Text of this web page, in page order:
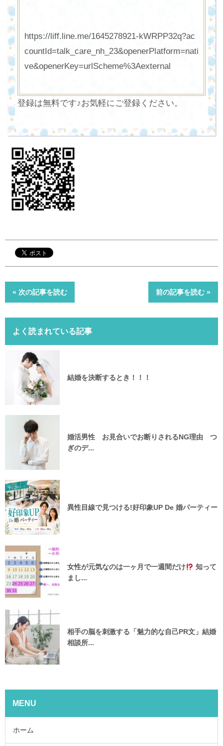
https://liff.line.me/1645278921-kWRPP32q?ac
countId=talk_care_nh_23&openerPlatform=nati
ve&openerKey=urlScheme%3Aexternal
登録は無料です♪お気軽にご登録ください。
« 次の記事を読む 前の記事を読む »
よく読まれている記事
結婚を決断するとき！！！
婚活男性 お見合いでお断りされるNG理由 つ
ぎのデ...
異性目線で見つける!好印象UP De 婚パーティー
女性が元気なのは一ヶ月で一週間だけ
知って
まし...
相手の脳を刺激する「魅力的な自己PR文」結婚
相談所...
MENU
ホーム